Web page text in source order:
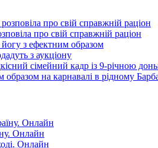
про свій справжній раціон
з ефектним образом
з аукціону
сімейний кадр із 9-річною
образом на карнавалі в рідному
Онлайн